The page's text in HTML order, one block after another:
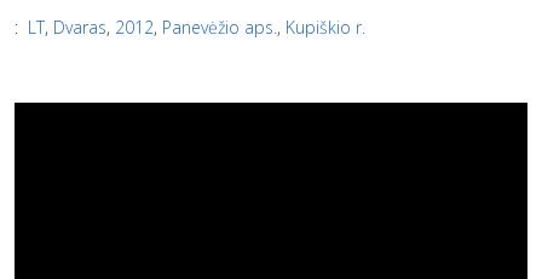
: LT, Dvaras, 2012, Panevėžio aps., Kupiškio r.